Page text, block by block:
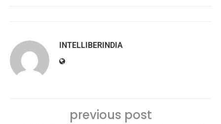
INTELLIBERINDIA
previous post